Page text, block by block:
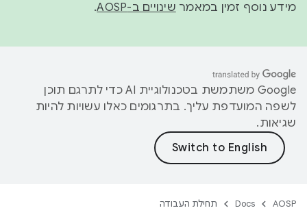
מידע נוסף זמין במאמר שינויים ב-AOSP .
‫Google משתמשת בטכנולוגיית AI כדי לתרגם תוכן
לשפה המועדפת עליך. בתרגומים כאלו עשויות להיות
שגיאות.
AOSP
Docs תחילת העבודה